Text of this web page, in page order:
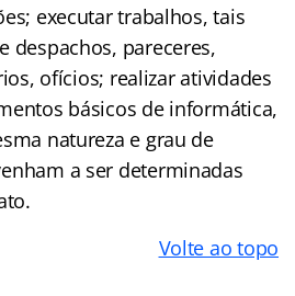
executar trabalhos, tais
despachos, pareceres,
ofícios; realizar atividades
básicos de informática,
natureza e grau de
a ser determinadas
Volte ao topo